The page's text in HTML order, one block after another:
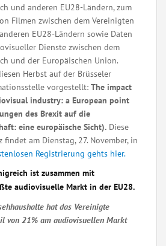
und anderen EU28-Ländern, zum
Filmen zwischen dem Vereinigten
EU28-Ländern sowie Daten
Dienste zwischen dem
und der Europäischen Union.
Herbst auf der Brüsseler
vorgestellt: The impact
industry: a European point
des Brexit auf die
eine europäische Sicht). Diese
am Dienstag, 27. November, in
Registrierung gehts hier.
ist zusammen mit
audiovisuelle Markt in der EU28.
hat das Vereinigte
von 21% am audiovisuellen Markt